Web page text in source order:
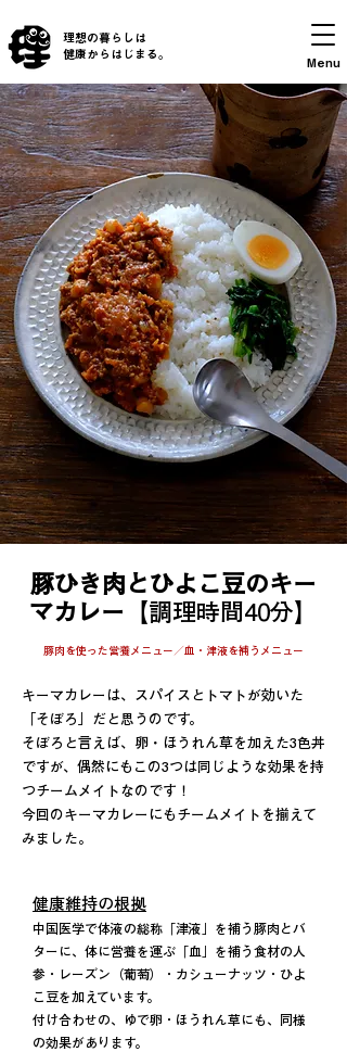
理想の暮らしは
​健康からはじまる。
Menu
豚ひき肉とひよこ豆のキー
マカレー 【調理時間40分】
豚肉を使った営養メニュー／血・津液を補うメニュー
キーマカレーは、スパイスとトマトが効いた
「そぼろ」
だと思うのです。
そぼろと言えば、卵・ほうれん草を加えた3色丼
ですが、 偶然にもこの3つは同じような効果を持
つチームメイトなのです！
​今回のキーマカレーにもチームメイトを揃えて
みました。
健康維持の根拠
中国医学で体液の総称「津液」を補う豚肉とバ
ターに、体に営養を運ぶ「血」を補う食材の人
参・レーズン（葡萄）・カシューナッツ・ひよ
こ豆を加えています。
付け合わせの、ゆで卵・ほうれん草にも、同様
の効果があります。